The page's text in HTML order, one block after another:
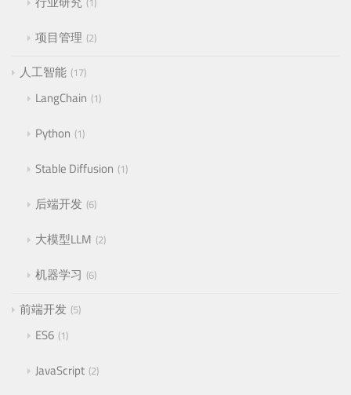
项目管理 2
人工智能 17
LangChain 1
Python 1
Stable Diffusion 1
后端开发 6
大模型LLM 2
机器学习 6
前端开发 5
ES6 1
JavaScript 2